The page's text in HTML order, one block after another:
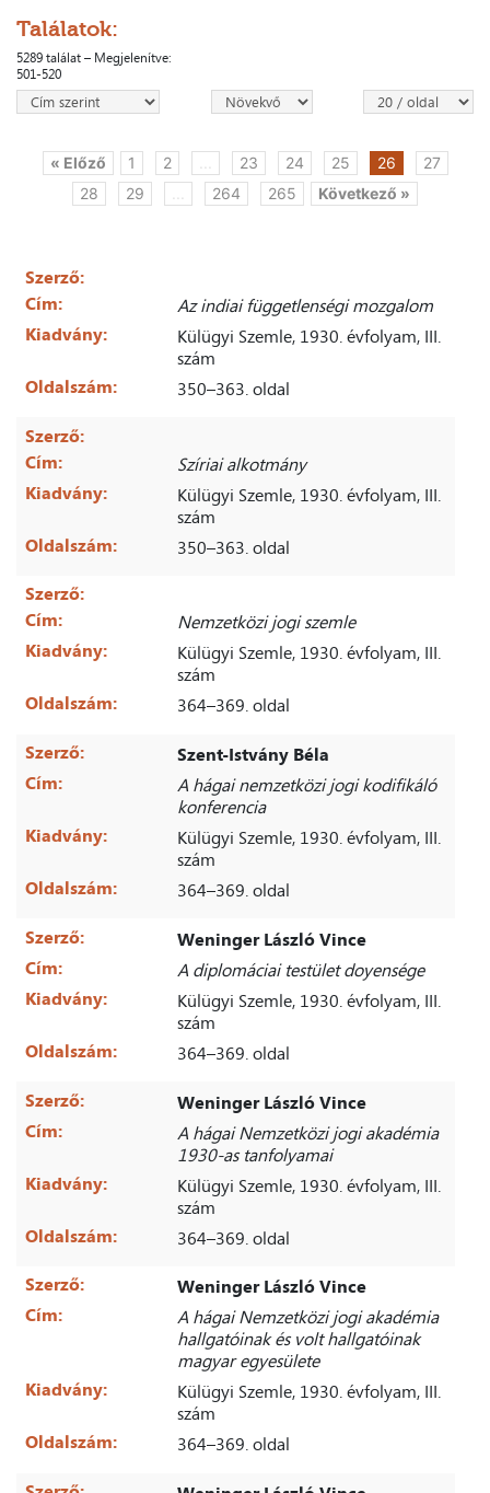
Találatok:
5289 találat – Megjelenítve:
501-520
« Előző 1 2 23 24 25 26
27
28
29 264 265 Következő »
Szerző:
Cím:
Az indiai függetlenségi mozgalom
Kiadvány:
Külügyi Szemle, 1930. évfolyam, III.
szám
Oldalszám:
350–363. oldal
Szerző:
Cím:
Szíriai alkotmány
Kiadvány:
Külügyi Szemle, 1930. évfolyam, III.
szám
Oldalszám:
350–363. oldal
Szerző:
Cím:
Nemzetközi jogi szemle
Kiadvány:
Külügyi Szemle, 1930. évfolyam, III.
szám
Oldalszám:
364–369. oldal
Szerző:
Szent-Istvány Béla
Cím:
A hágai nemzetközi jogi kodifikáló
konferencia
Kiadvány:
Külügyi Szemle, 1930. évfolyam, III.
szám
Oldalszám:
364–369. oldal
Szerző:
Weninger László Vince
Cím:
A diplomáciai testület doyensége
Kiadvány:
Külügyi Szemle, 1930. évfolyam, III.
szám
Oldalszám:
364–369. oldal
Szerző:
Weninger László Vince
Cím:
A hágai Nemzetközi jogi akadémia
1930-as tanfolyamai
Kiadvány:
Külügyi Szemle, 1930. évfolyam, III.
szám
Oldalszám:
364–369. oldal
Szerző:
Weninger László Vince
Cím:
A hágai Nemzetközi jogi akadémia
hallgatóinak és volt hallgatóinak
magyar egyesülete
Kiadvány:
Külügyi Szemle, 1930. évfolyam, III.
szám
Oldalszám:
364–369. oldal